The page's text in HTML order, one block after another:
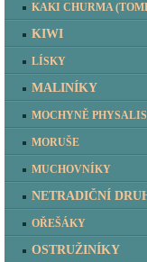
KAKI CHURMA
KIWI
LÍSKY
MALINÍKY
MOCHYNĚ PHYSALIS
MORUŠE
MUCHOVNÍKY
NETRADIČNÍ
OŘEŠÁKY
OSTRUŽINÍKY